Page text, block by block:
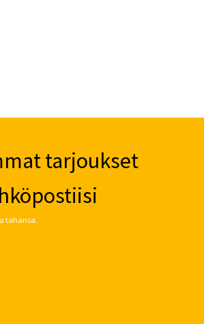
tarjoukset
tahansa.